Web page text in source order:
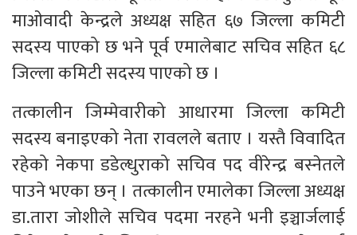
माओवादी केन्द्रले अध्यक्ष सहित ६७ जिल्ला कमिटी
सदस्य पाएको छ भने पूर्व एमालेबाट सचिव सहित ६८
जिल्ला कमिटी सदस्य पाएको छ ।
तत्कालीन जिम्मेवारीको आधारमा जिल्ला कमिटी
सदस्य बनाइएको नेता रावलले बताए । यस्तै विवादित
रहेको नेकपा डडेल्धुराको सचिव पद वीरेन्द्र बस्नेतले
पाउने भएका छन् । तत्कालीन एमालेका जिल्ला अध्यक्ष
डा.तारा जोशीले सचिव पदमा नरहने भनी इञ्चार्जलाई